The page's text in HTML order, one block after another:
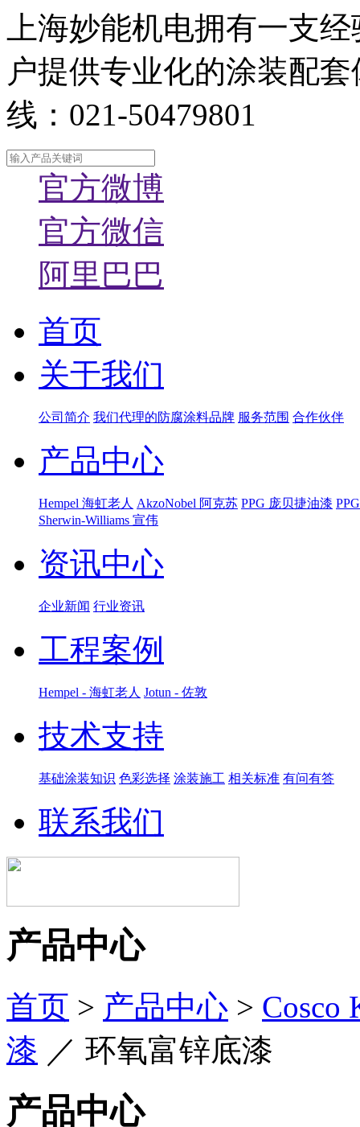
上海妙能机电拥有一支
户提供专业化的涂装配
线：021-50479801
官方微博
官方微信
阿里巴巴
首页
关于我们
公司简介 我们代理的防腐涂料品牌 服务范围 合作伙伴
产品中心
Hempel 海虹老人 AkzoNobel 阿克苏 PPG 庞贝捷油漆
Sherwin-Williams 宣伟
资讯中心
企业新闻 行业资讯
工程案例
Hempel - 海虹老人 Jotun - 佐敦
技术支持
基础涂装知识 色彩选择 涂装施工 相关标准 有问有答
联系我们
产品中心
首页 > 产品中心 > Cosco
漆 ／ 环氧富锌底漆
产品中心